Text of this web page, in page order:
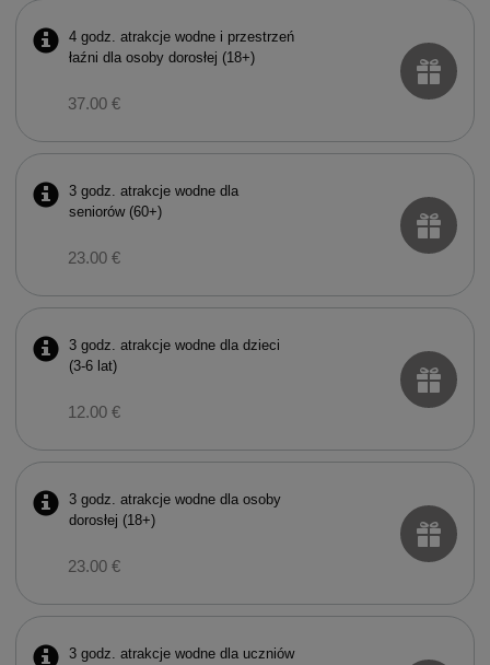
4 godz. atrakcje wodne i przestrzeń
łaźni dla osoby dorosłej (18+)
37.00 €
3 godz. atrakcje wodne dla
seniorów (60+)
23.00 €
3 godz. atrakcje wodne dla dzieci
(3-6 lat)
12.00 €
3 godz. atrakcje wodne dla osoby
dorosłej (18+)
23.00 €
3 godz. atrakcje wodne dla uczniów